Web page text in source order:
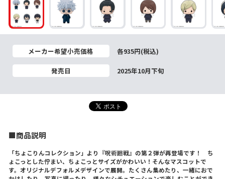
メーカー希望小売価格 各935円(税込)
発売日 2025年10月下旬
■商品説明
「ちょこりんコレクション」より『呪術廻戦』の第２弾が再登場です！ ち
ょこっとした佇まい、ちょこっとサイズがかわいい！そんなマスコットで
す。オリジナルデフォルメデザインで展開。たくさん集めたり、一緒におで